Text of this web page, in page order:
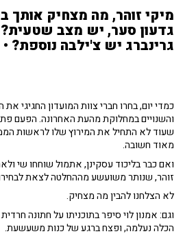
מיקי זוהר, מה מצחיק אותך
גדעון סער, יש מצב
גרינברג יש צ'ילבה נוספת?
כמדי יום, בחרו חברי צוות המועדון החגיגי
והשנויים במחלוקת מהעת האחרונה. הפעם
שעוד לא התחיל את המירוץ שלו לראשות
מאוד חשובה.
ואם כבר בליכוד עסקינן, אתמול שוחחו שי
זוהר, שנותר משועשע מההחלטה לצאת
לא הצלחנו להבין מה מצחיק.
וגם: אמנון לוי סיפר בתוכניתו על חתונה
הכלה נעלמה, ופצח ברגע של כנות משעשעת.